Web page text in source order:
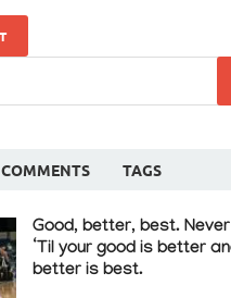
COMMENTS TAGS
Good, better, best.
‘Til your good is better
better is best.